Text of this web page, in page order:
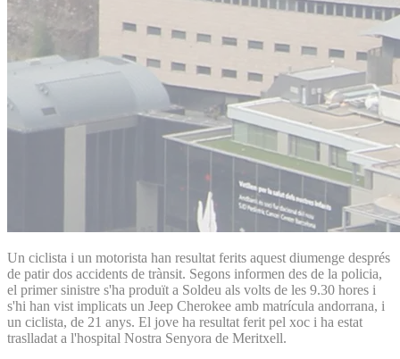
Un ciclista i un motorista han resultat ferits aquest diumenge després
de patir dos accidents de trànsit. Segons informen des de la policia,
el primer sinistre s'ha produït a Soldeu als volts de les 9.30 hores i
s'hi han vist implicats un Jeep Cherokee amb matrícula andorrana, i
un ciclista, de 21 anys. El jove ha resultat ferit pel xoc i ha estat
traslladat a l'hospital Nostra Senyora de Meritxell.